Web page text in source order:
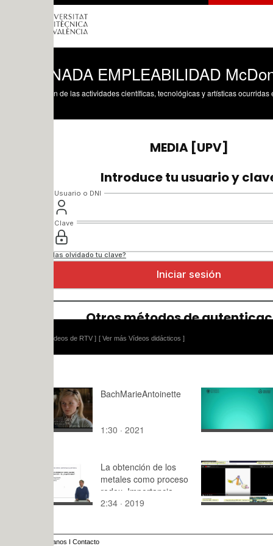
EMPLEABILIDAD McDonalds
de las actividades científicas, tecnológicas y artísticas ocurridas en los tres
[ Ver más Vídeos didácticos ]
BachMarieAntoinette
1:30 · 2021 9:38 · 2020
La obtención de los
metales como proceso
redox. Importancia
histórica. Ejercicios
2:34 · 2019
P-v8r5
Mov3d - 1
9:40 · 2018